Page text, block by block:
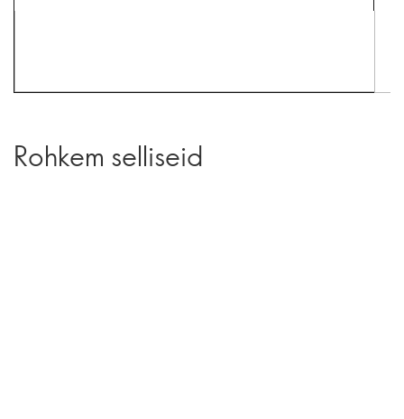
Rohkem selliseid